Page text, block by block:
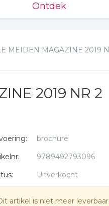
Ontdek
MEIDEN MAGAZINE 2019
2019 NR 2
brochure
9789492793096
Uitverkocht
artikel is niet meer